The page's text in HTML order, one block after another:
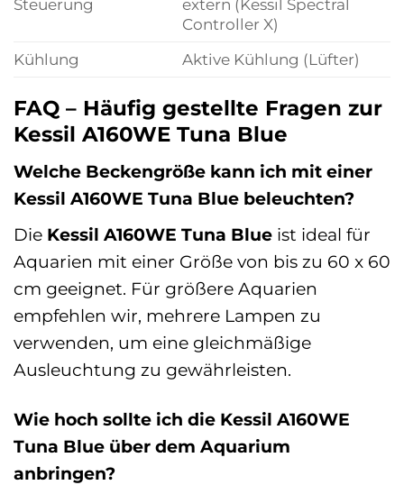
Steuerung
extern (Kessil Spectral
Controller X)
Kühlung
Aktive Kühlung (Lüfter)
FAQ – Häufig gestellte Fragen zur
Kessil A160WE Tuna Blue
Welche Beckengröße kann ich mit einer
Kessil A160WE Tuna Blue beleuchten?
Die Kessil A160WE Tuna Blue ist ideal für
Aquarien mit einer Größe von bis zu 60 x 60
cm geeignet. Für größere Aquarien
empfehlen wir, mehrere Lampen zu
verwenden, um eine gleichmäßige
Ausleuchtung zu gewährleisten.
Wie hoch sollte ich die Kessil A160WE
Tuna Blue über dem Aquarium
anbringen?